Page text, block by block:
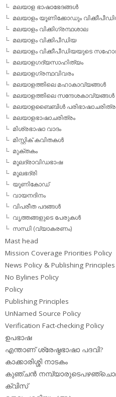
മലയാള ഭാഷാഭേദങ്ങള്‍
മലയാളം യൂണിക്കോഡും
മലയാളം വിക്കിഗ്രന്ഥശാല
മലയാളം വിക്കിപീഡിയ
മലയാളം വിക്കീപീഡിയയുടെ
മലയാളഗദ്യസാഹിത്യം
മലയാളഗ്രന്ഥവിവരം
മലയാളത്തിലെ മഹാകാവ്യങ്ങള്‍
മലയാളത്തിലെ സന്ദേശകാവ്യങ്ങള്‍
മലയാളബൈബിള്‍
മലയാളഭാഷാചരിത്രം
മിശ്രഭാഷാ വാദം
മിസ്റ്റിക് കവിതകള്‍
മുക്തകം
മൂലദ്രാവിഡഭാഷ
മൂലഭദ്രി
യൂണികോഡ്
വായനദിനം
വിപരീത പദങ്ങള്‍
വൃത്തങ്ങളുടെ പേരുകള്‍
സന്ധി (വ്യാകരണം)
Mast head
Mission Coverage Priorities Policy
News Policy & Publishing Principles
No Bylines Policy
Policy
Publishing Principles
UnNamed Source Policy
Verification Fact-checking Policy
ഉപഭാഷ
എന്താണ് ശ്രേഷ്ഠഭാഷാ പദവി?
കാക്കാരിശ്ശി നാടകം
കുഞ്ചന്‍
ക്വിസ്